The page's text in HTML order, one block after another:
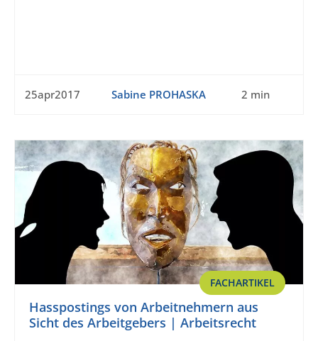
25apr2017 Sabine PROHASKA 2 min
FACHARTIKEL
Hasspostings von Arbeitnehmern aus
Sicht des Arbeitgebers | Arbeitsrecht